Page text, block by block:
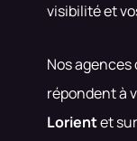
visibilité et
Nos
répondent à
Lorientet